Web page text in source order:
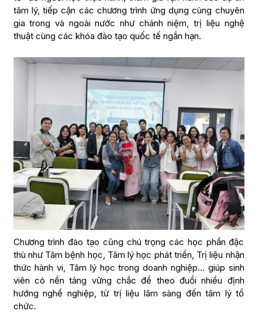
tâm lý, tiếp cận các chương trình ứng dụng cùng chuyên
gia trong và ngoài nước như chánh niệm, trị liệu nghệ
thuật cùng các khóa đào tạo quốc tế ngắn hạn.
Chương trình đào tạo cũng chú trọng các học phần đặc
thù như Tâm bệnh học, Tâm lý học phát triển, Trị liệu nhận
thức hành vi, Tâm lý học trong doanh nghiệp… giúp sinh
viên có nền tảng vững chắc để theo đuổi nhiều định
hướng nghề nghiệp, từ trị liệu lâm sàng đến tâm lý tổ
chức.